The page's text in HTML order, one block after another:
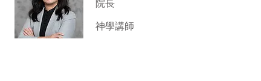
​院長
神學講師